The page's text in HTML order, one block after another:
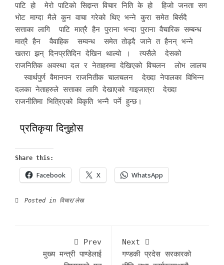
पाटि हो मेरो पाटिको सिद्दान्त विचार निति के हो हिजो जनता सग
भोट माग्दा मैले कुन वाचा गरेको थिए भन्ने कुरा समेत बिर्सदै
सत्ताका लागि पाटि मात्रै हैन पुराना भन्दा पुराना वैचारिक सम्बन्ध
मात्रै हैन वैवाहिक सम्वन्ध समेत तोड्दै जाने त हैनन् भन्ने
खतरा झन् दिनप्रतिदिन देखिन थाल्यो । त्यसैले देसको
राजनितिक अवस्था दल र नेताहरुमा देखिएको विचलन लोभ लालच
स्वार्थपुर्ण वैमानपन राजनितीक चालचलन देख्दा नेपालका विभिन्न
दलका नेताहरुले सत्ताका लागि देखाएको गाइजात्रा देख्दा
राजनीतिमा भित्रिएको विकृति भन्नै पर्ने हुन्छ।
प्रतिकृया दिनुहोस
Share this:
Facebook X WhatsApp
Posted in विचार/लेख
Prev
मुख्य मन्त्री पाण्डेलाई
Next
गण्डकी प्रदेस सरकारको